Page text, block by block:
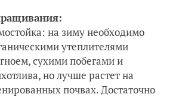
на зиму необходимо
утеплителями
сухими побегами и
но лучше растет на
почвах. Достаточно